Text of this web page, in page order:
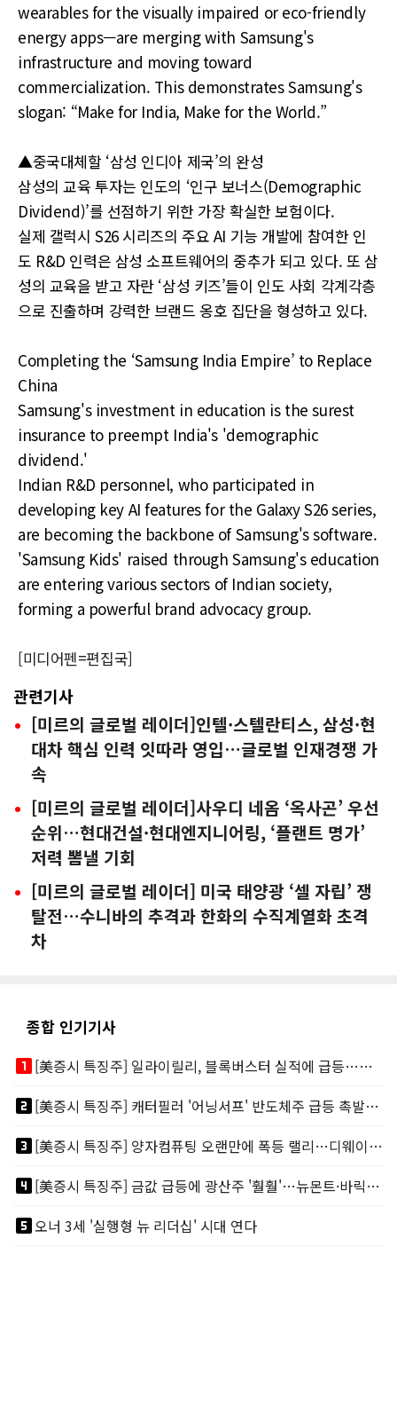
wearables for the visually impaired or eco-friendly
energy apps—are merging with Samsung's
infrastructure and moving toward
commercialization. This demonstrates Samsung's
slogan: “Make for India, Make for the World.”
▲중국대체할 ‘삼성 인디아 제국’의 완성
삼성의 교육 투자는 인도의 ‘인구 보너스(Demographic
Dividend)’를 선점하기 위한 가장 확실한 보험이다.
실제 갤럭시 S26 시리즈의 주요 AI 기능 개발에 참여한 인
도 R&D 인력은 삼성 소프트웨어의 중추가 되고 있다. 또 삼
성의 교육을 받고 자란 ‘삼성 키즈’들이 인도 사회 각계각층
으로 진출하며 강력한 브랜드 옹호 집단을 형성하고 있다.
Completing the ‘Samsung India Empire’ to Replace
China
Samsung's investment in education is the surest
insurance to preempt India's 'demographic
dividend.'
Indian R&D personnel, who participated in
developing key AI features for the Galaxy S26 series,
are becoming the backbone of Samsung's software.
'Samsung Kids' raised through Samsung's education
are entering various sectors of Indian society,
forming a powerful brand advocacy group.
[미디어펜=편집국]
관련기사
[미르의 글로벌 레이더]인텔·스텔란티스, 삼성·현
대차 핵심 인력 잇따라 영입…글로벌 인재경쟁 가
속
[미르의 글로벌 레이더]사우디 네옴 ‘옥사곤’ 우선
순위…현대건설·현대엔지니어링, ‘플랜트 명가’
저력 뽐낼 기회
[미르의 글로벌 레이더] 미국 태양광 ‘셀 자립’ 쟁
탈전…수니바의 추격과 한화의 수직계열화 초격
차
종합 인기기사
looks_one
[美증시 특징주] 일라이릴리, 블록버스터 실적에 급등…마운자로 매출 폭발
looks_two
[美증시 특징주] 캐터필러 '어닝서프' 반도체주 급등 촉발…"AI 데이터센터 건설 강력"
looks_3
[美증시 특징주] 양자컴퓨팅 오랜만에 폭등 랠리…디웨이브·아이온큐 주도
looks_4
[美증시 특징주] 금값 급등에 광산주 '훨훨'…뉴몬트·바릭마이닝 주도
looks_5오너 3세 '실행형 뉴 리더십' 시대 연다